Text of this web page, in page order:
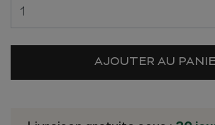
AJOUTER AU